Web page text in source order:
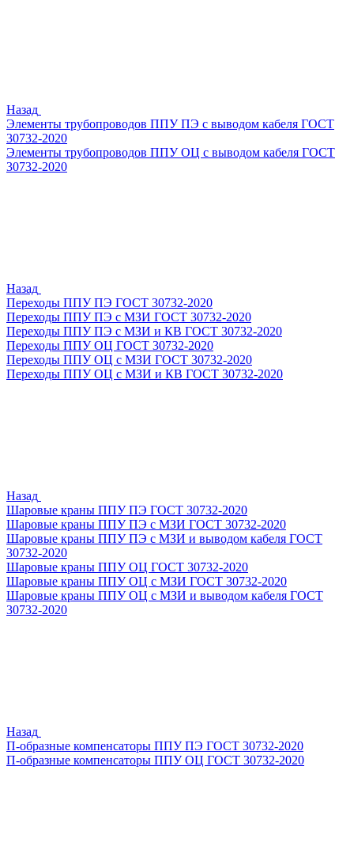
Назад
Элементы трубопроводов ППУ ПЭ с выводом кабеля ГОСТ
30732-2020
Элементы трубопроводов ППУ ОЦ с выводом кабеля ГОСТ
30732-2020
Назад
Переходы ППУ ПЭ ГОСТ 30732-2020
Переходы ППУ ПЭ с МЗИ ГОСТ 30732-2020
Переходы ППУ ПЭ с МЗИ и КВ ГОСТ 30732-2020
Переходы ППУ ОЦ ГОСТ 30732-2020
Переходы ППУ ОЦ с МЗИ ГОСТ 30732-2020
Переходы ППУ ОЦ с МЗИ и КВ ГОСТ 30732-2020
Назад
Шаровые краны ППУ ПЭ ГОСТ 30732-2020
Шаровые краны ППУ ПЭ с МЗИ ГОСТ 30732-2020
Шаровые краны ППУ ПЭ с МЗИ и выводом кабеля ГОСТ
30732-2020
Шаровые краны ППУ ОЦ ГОСТ 30732-2020
Шаровые краны ППУ ОЦ с МЗИ ГОСТ 30732-2020
Шаровые краны ППУ ОЦ с МЗИ и выводом кабеля ГОСТ
30732-2020
Назад
П-образные компенсаторы ППУ ПЭ ГОСТ 30732-2020
П-образные компенсаторы ППУ ОЦ ГОСТ 30732-2020